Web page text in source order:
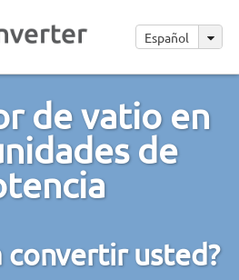
Español
de vatio en
de
convertir usted?